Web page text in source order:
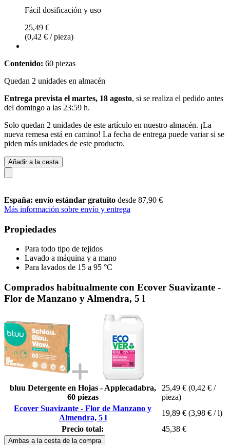
Fácil dosificación y uso
25,49 €
(0,42 € / pieza)
Contenido: 60 piezas
Quedan 2 unidades en almacén
Entrega prevista el martes, 18 agosto, si se realiza el pedido antes
del domingo a las 23:59 h.
Solo quedan 2 unidades de este artículo en nuestro almacén. ¡La
nueva remesa está en camino! La fecha de entrega puede variar si se
piden más unidades de este producto.
Añadir a la cesta
España: envío estándar gratuito desde 87,90 €
Más información sobre envío y entrega
Propiedades
Para todo tipo de tejidos
Lavado a máquina y a mano
Para lavados de 15 a 95 °C
Comprados habitualmente con Ecover Suavizante -
Flor de Manzano y Almendra, 5 l
bluu Detergente en Hojas - Applecadabra,
60 piezas
25,49 € (0,42 € /
pieza)
Ecover Suavizante - Flor de Manzano y
Almendra, 5 l
19,89 € (3,98 € / l)
Precio total:
45,38 €
Ambas a la cesta de la compra